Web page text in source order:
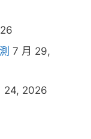
7 月 29,
24, 2026